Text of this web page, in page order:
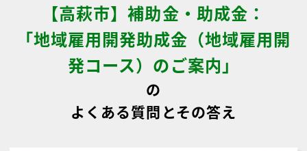
【高萩市】補助金・助成金：
「地域雇用開発助成金（地域雇用開
発コース）のご案内」
の
よくある質問とその答え